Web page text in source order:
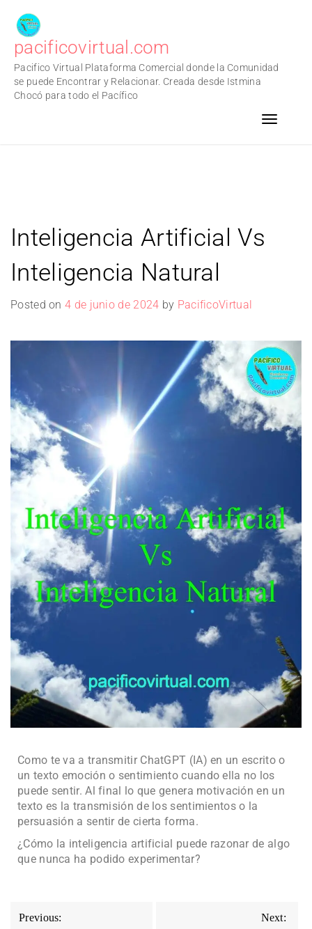
pacificovirtual.com
Pacifico Virtual Plataforma Comercial donde la Comunidad
se puede Encontrar y Relacionar. Creada desde Istmina
Chocó para todo el Pacífico
Toggle
Inteligencia Artificial Vs
Inteligencia Natural
Posted on4 de junio de 2024 by PacificoVirtual
Como te va a transmitir ChatGPT (IA) en un escrito o
un texto emoción o sentimiento cuando ella no los
puede sentir. Al final lo que genera motivación en un
texto es la transmisión de los sentimientos o la
persuasión a sentir de cierta forma.
¿Cómo la inteligencia artificial puede razonar de algo
que nunca ha podido experimentar?
Previous: Next: